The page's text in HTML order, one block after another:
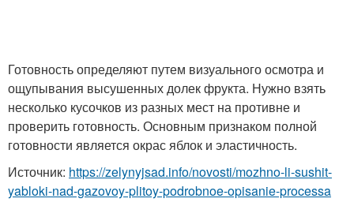
Готовность определяют путем визуального осмотра и
ощупывания высушенных долек фрукта. Нужно взять
несколько кусочков из разных мест на противне и
проверить готовность. Основным признаком полной
готовности является окрас яблок и эластичность.
Источник: https://zelynyjsad.info/novosti/mozhno-li-sushit-
yabloki-nad-gazovoy-plitoy-podrobnoe-opisanie-processa